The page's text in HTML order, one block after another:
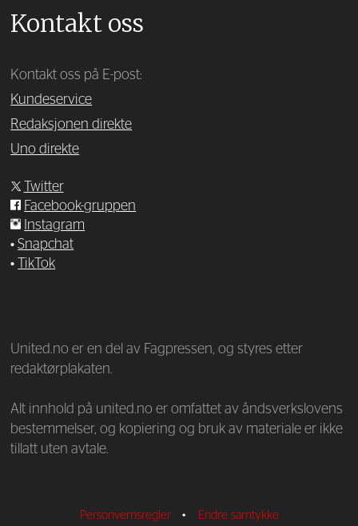
Kontakt oss
Kontakt oss på E-post:
Kundeservice
Redaksjonen direkte
Uno direkte
Twitter
Facebook-gruppen
Instagram
•Snapchat
•
TikTok
United.no er en del av Fagpressen, og styres etter
redaktørplakaten.
Alt innhold på united.no er omfattet av åndsverkslovens
bestemmelser, og kopiering og bruk av materiale er ikke
tillatt uten avtale.
Personvernsregler • Endre samtykke